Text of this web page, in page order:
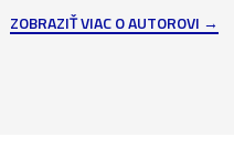
ZOBRAZIŤ VIAC O AUTOROVI